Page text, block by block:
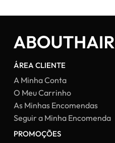
ÁREA CLIENTE
A Minha Conta
O Meu Carrinho
As Minhas Encomendas
Seguir a Minha Encomenda
PROMOÇÕES